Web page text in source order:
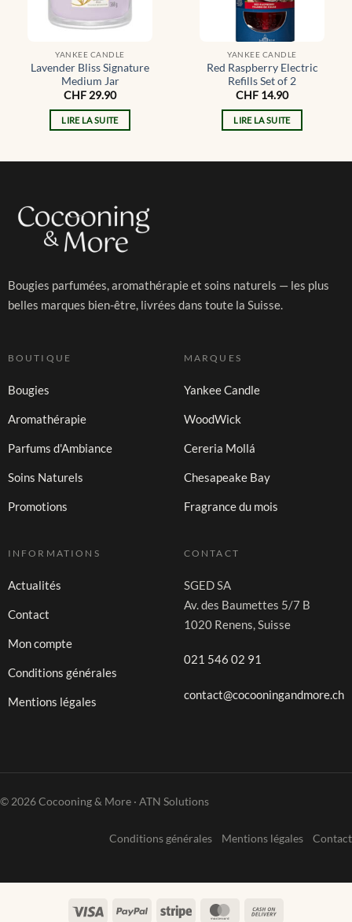
YANKEE CANDLE
Lavender Bliss Signature
Medium Jar
CHF 29.90
LIRE LA SUITE
YANKEE CANDLE
Red Raspberry Electric
Refills Set of 2
CHF 14.90
LIRE LA SUITE
Bougies parfumées, aromathérapie et soins naturels — les plus
belles marques bien-être, livrées dans toute la Suisse.
BOUTIQUE
Bougies
Aromathérapie
Parfums d'Ambiance
Soins Naturels
Promotions
MARQUES
Yankee Candle
WoodWick
Cereria Mollá
Chesapeake Bay
Fragrance du mois
INFORMATIONS
Actualités
Contact
Mon compte
Conditions générales
Mentions légales
CONTACT
SGED SA
Av. des Baumettes 5/7 B
1020 Renens, Suisse
021 546 02 91
contact@cocooningandmore.ch
© 2026 Cocooning & More · ATN Solutions
Conditions générales Mentions légales Contact
Visa PayPal Stripe MasterCard